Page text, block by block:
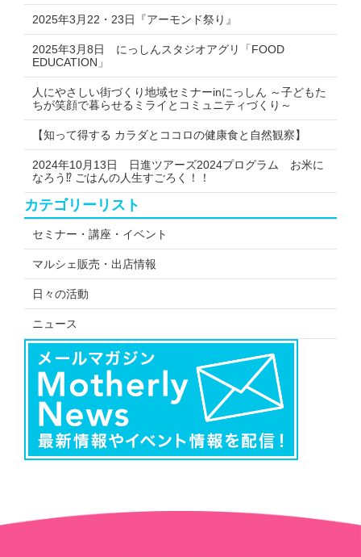
2025年3月22・23日『アーモンド祭り』
2025年3月8日 にっしんスタジオアグリ「FOOD
EDUCATION」
人にやさしい街づくり地域セミナーinにっしん ～子どもた
ちが笑顔で暮らせるミライとコミュニティづくり～
【知って得する カラダとココロの健康食と自然観察】
2024年10月13日 日進ツアーズ2024プログラム お米に
なろう⁉ ごはんの人生すごろく！！
カテゴリーリスト
セミナー・講座・イベント
マルシェ販売・出店情報
日々の活動
ニュース